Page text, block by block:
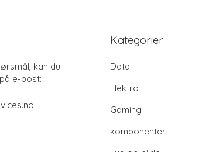
kan du
e-post:
Kategorier
Data
Elektro
Gaming
komponenter